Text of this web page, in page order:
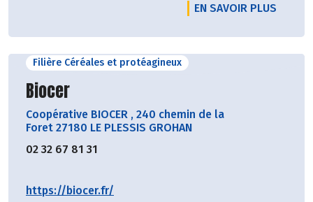
EN SAVOIR PLUS
Filière Céréales et protéagineux
Découvrir le producteur
Biocer
Coopérative BIOCER , 240 chemin de la
Foret 27180 LE PLESSIS GROHAN
02 32 67 81 31
https://biocer.fr/